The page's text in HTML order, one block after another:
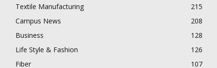
Textile Manufacturing
215
Campus News
208
Business
128
Life Style & Fashion
126
Fiber
107